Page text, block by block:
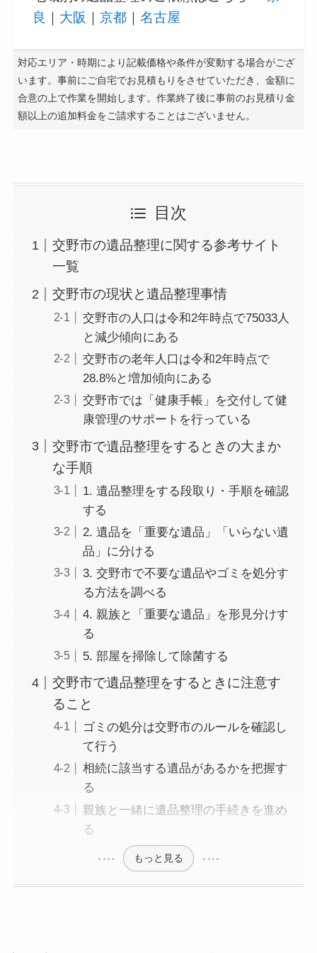
良
大阪 ｜京都 ｜名古屋
対応エリア・時期により記載価格や条件が変動する場合がござ
います。事前にご自宅でお見積もりをさせていただき、金額に
合意の上で作業を開始します。作業終了後に事前のお見積り金
額以上の追加料金をご請求することはございません。
目次
交野市の遺品整理に関する参考サイト
一覧
交野市の現状と遺品整理事情
交野市の人口は令和2年時点で75033人
と減少傾向にある
交野市の老年人口は令和2年時点で
28.8%と増加傾向にある
交野市では「健康手帳」を交付して健
康管理のサポートを行っている
交野市で遺品整理をするときの大まか
な手順
1. 遺品整理をする段取り・手順を確認
する
2. 遺品を「重要な遺品」「いらない遺
品」に分ける
3. 交野市で不要な遺品やゴミを処分す
る方法を調べる
4. 親族と「重要な遺品」を形見分けす
る
5. 部屋を掃除して除菌する
交野市で遺品整理をするときに注意す
ること
ゴミの処分は交野市のルールを確認し
て行う
相続に該当する遺品があるかを把握す
る
親族と一緒に遺品整理の手続きを進め
る
もっと見る